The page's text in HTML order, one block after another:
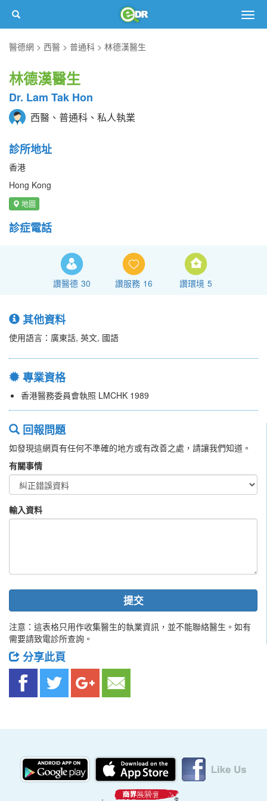
醫德網
西醫 普通科 林德漢醫生
林德漢醫生
Dr. Lam Tak Hon
西醫、普通科、私人執業
診所地址
香港
Hong Kong
地圖
診症電話
讚醫德 30 讚服務 16 讚環境 5
其他資料
使用語言：廣東話, 英文, 國語
專業資格
香港醫務委員會執照 LMCHK 1989
回報問題
如發現這網頁有任何不準確的地方或有改善之處，請讓我們知道。
有關事情
輸入資料
提交
注意：這表格只用作收集醫生的執業資訊，並不能聯絡醫生。如有
需要請致電診所查詢。
分享此頁